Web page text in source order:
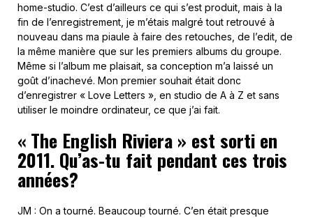
home-studio. C’est d’ailleurs ce qui s’est produit, mais à la
fin de l’enregistrement, je m’étais malgré tout retrouvé à
nouveau dans ma piaule à faire des retouches, de l’edit, de
la même manière que sur les premiers albums du groupe.
Même si l’album me plaisait, sa conception m’a laissé un
goût d’inachevé. Mon premier souhait était donc
d’enregistrer « Love Letters », en studio de A à Z et sans
utiliser le moindre ordinateur, ce que j’ai fait.
« The English Riviera » est sorti en
2011. Qu’as-tu fait pendant ces trois
années?
JM : On a tourné. Beaucoup tourné. C’en était presque